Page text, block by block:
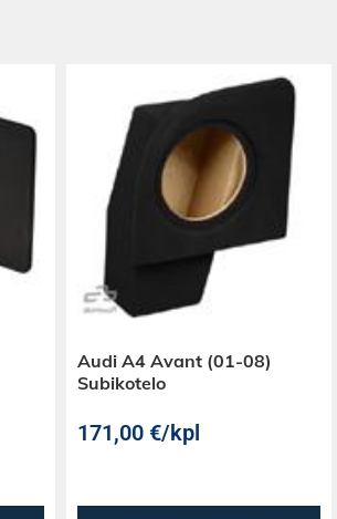
Audi A4 Avant (01-08)
Subikotelo
171,00 €/kpl